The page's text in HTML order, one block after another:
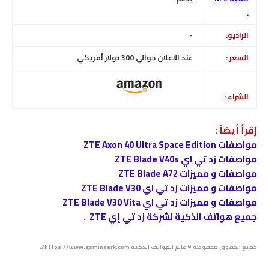
:
الراديو:
-
السعر :
عند الاعلان حوالي 300 دولار أمريكي
الشراء :
إقرأ أيضاً :
مواصفات ZTE Axon 40 Ultra Space Edition
مواصفات زد تي اي ZTE Blade V40s
مواصفات و مميزات ZTE Blade A72
مواصفات و مميزات زد تي اي ZTE Blade V30
مواصفات و مميزات زد تي اي ZTE Blade V30 Vita
جميع هواتف الذكية لشركة زد تي إي ZTE
.
جميع الحقوق محفوظة © عالم الهواتف الذكية https://www.gsminsark.com/.